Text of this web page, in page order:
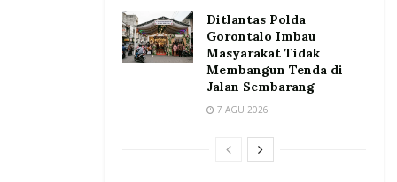
Ditlantas Polda
Gorontalo Imbau
Masyarakat Tidak
Membangun Tenda di
Jalan Sembarang
7 AGU 2026